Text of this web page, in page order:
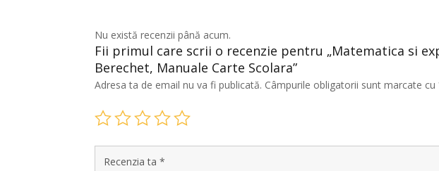
Nu există recenzii până acum.
Fii primul care scrii o recenzie pentru „Matematica si
Berechet, Manuale Carte Scolara”
Adresa ta de email nu va fi publicată. Câmpurile obligatorii sunt marcate cu